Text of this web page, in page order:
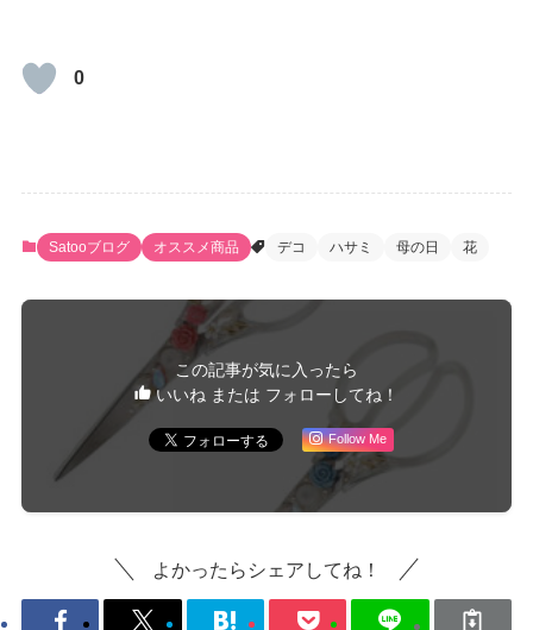
0
Satooブログ オススメ商品 デコ ハサミ 母の日 花
この記事が気に入ったら
いいね または フォローしてね！
Follow Me
よかったらシェアしてね！